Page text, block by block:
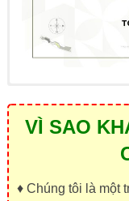
VÌ SAO
♦ Chúng tôi là một